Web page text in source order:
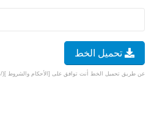
تحميل الخط
عن طريق تحميل الخط أنت توافق على [الأحكام والشروط ](/terms-and-conditions).